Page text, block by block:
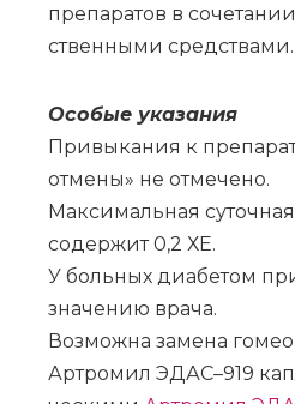
пре­па­ра­тов в
ствен­ны­ми сред­ства­ми.
Осо­бые ука­за­ния
При­вы­ка­ния к
от­ме­ны» не от­ме­че­но.
Мак­си­маль­ная
со­дер­жит 0,2 ХЕ.
У боль­ных диа­бе­том
зна­че­нию вра­ча.
Воз­мож­на за­ме­на
Ар­тро­мил ЭДАС–919